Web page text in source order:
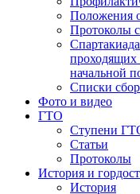
Положения
Протоколы
проходящих
начальной
Списки
Фото и видео
ГТО
Ступени
Статьи
Протоколы
История и
История